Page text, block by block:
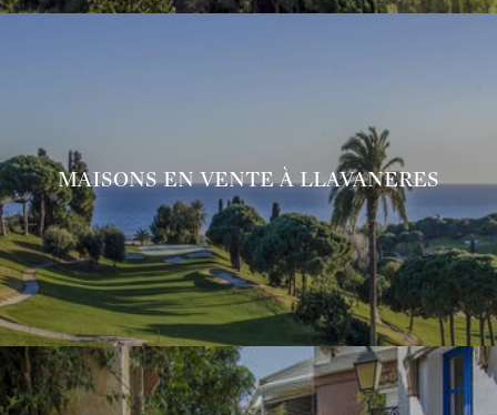
MAISONS EN VENTE À LLAVANERES